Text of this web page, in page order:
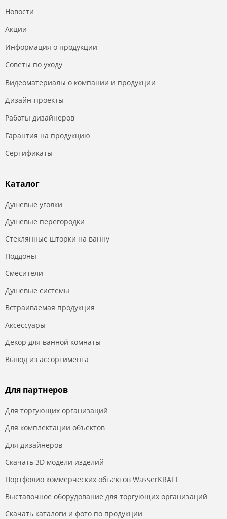
Новости
Акции
Информация о продукции
Советы по уходу
Видеоматериалы о компании и продукции
Дизайн-проекты
Работы дизайнеров
Гарантия на продукцию
Сертификаты
Каталог
Душевые уголки
Душевые перегородки
Стеклянные шторки на ванну
Поддоны
Смесители
Душевые системы
Встраиваемая продукция
Аксессуары
Декор для ванной комнаты
Вывод из ассортимента
Для партнеров
Для торгующих организаций
Для комплектации объектов
Для дизайнеров
Скачать 3D модели изделий
Портфолио коммерческих объектов WasserKRAFT
Выставочное оборудование для торгующих организаций
Скачать каталоги и фото по продукции